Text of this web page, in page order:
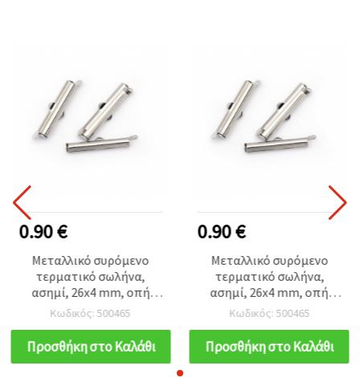
0.90 €
Μεταλλικό συρόμενο
τερματικό σωλήνα,
ασημί, 26x4 mm, οπή
2.5x1 mm – Υλικά DIY για
κατασκευή κοσμημάτων,
20 τμχ
Κωδικός: 500465
Προσθήκη στο Καλάθι
0.90 €
Μεταλλικό συρόμενο
τερματικό σωλήνα,
ασημί, 26x4 mm, οπή
2.5x1 mm – Υλικά DIY για
κατασκευή κοσμημάτων,
20 τμχ
Κωδικός: 500465
Προσθήκη στο Καλάθι